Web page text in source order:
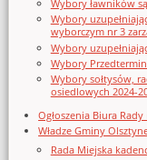
Wybory ławników
Wybory
wyborczym nr 3
Wybory
Wybory
Wybory sołtysów,
osiedlowych 2024-
Ogłoszenia Biura
Władze Gminy
Rada Miejska